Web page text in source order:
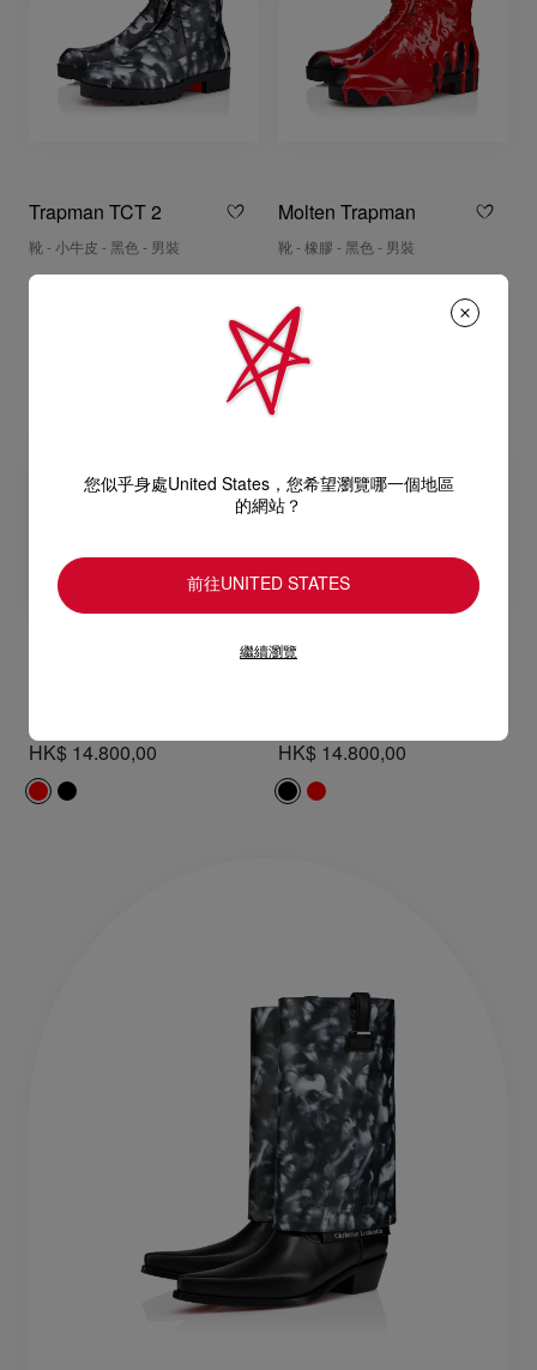
Trapman TCT 2
靴 - 小牛皮 - 黑色 - 男裝
HK$ 15.900,00
Molten Trapman
靴 - 橡膠 - 黑色 - 男裝
HK$ 14.800,00 HK$ 14.800,00
您似乎身處United States，您希望瀏覽哪一個地區
的網站？
前往UNITED STATES
繼續瀏覽